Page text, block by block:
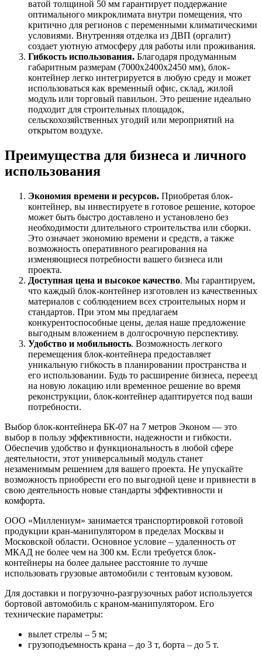
ватой толщиной 50 мм гарантирует поддержание
оптимального микроклимата внутри помещения, что
критично для регионов с переменными климатическими
условиями. Внутренняя отделка из ДВП (оргалит)
создает уютную атмосферу для работы или проживания.
Гибкость использования. Благодаря продуманным
габаритным размерам (7000х2400х2450 мм), блок-
контейнер легко интегрируется в любую среду и может
использоваться как временный офис, склад, жилой
модуль или торговый павильон. Это решение идеально
подходит для строительных площадок,
сельскохозяйственных угодий или мероприятий на
открытом воздухе.
Преимущества для бизнеса и личного
использования
Экономия времени и ресурсов. Приобретая блок-
контейнер, вы инвестируете в готовое решение, которое
может быть быстро доставлено и установлено без
необходимости длительного строительства или сборки.
Это означает экономию времени и средств, а также
возможность оперативного реагирования на
изменяющиеся потребности вашего бизнеса или
проекта.
Доступная цена и высокое качество. Мы гарантируем,
что каждый блок-контейнер изготовлен из качественных
материалов с соблюдением всех строительных норм и
стандартов. При этом мы предлагаем
конкурентоспособные цены, делая наше предложение
выгодным вложением в долгосрочную перспективу.
Удобство и мобильность. Возможность легкого
перемещения блок-контейнера предоставляет
уникальную гибкость в планировании пространства и
его использовании. Будь то расширение бизнеса, переезд
на новую локацию или временное решение во время
реконструкции, блок-контейнер адаптируется под ваши
потребности.
Выбор блок-контейнера БК-07 на 7 метров Эконом — это
выбор в пользу эффективности, надежности и гибкости.
Обеспечив удобство и функциональность в любой сфере
деятельности, этот универсальный модуль станет
незаменимым решением для вашего проекта. Не упускайте
возможность приобрести его по выгодной цене и привнести в
свою деятельность новые стандарты эффективности и
комфорта.
ООО «Миллениум» занимается транспортировкой готовой
продукции кран-манипулятором в пределах Москвы и
Московской области. Основное условие – удаленность от
МКАД не более чем на 300 км. Если требуется блок-
контейнеры на более дальнее расстояние то лучше
использовать грузовые автомобили с тентовым кузовом.
Для доставки и погрузочно-разгрузочных работ используется
бортовой автомобиль с краном-манипулятором. Его
технические параметры:
вылет стрелы – 5 м;
грузоподъемность крана – до 3 т, борта – до 5 т.